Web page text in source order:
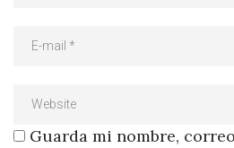
Guarda mi nombre,